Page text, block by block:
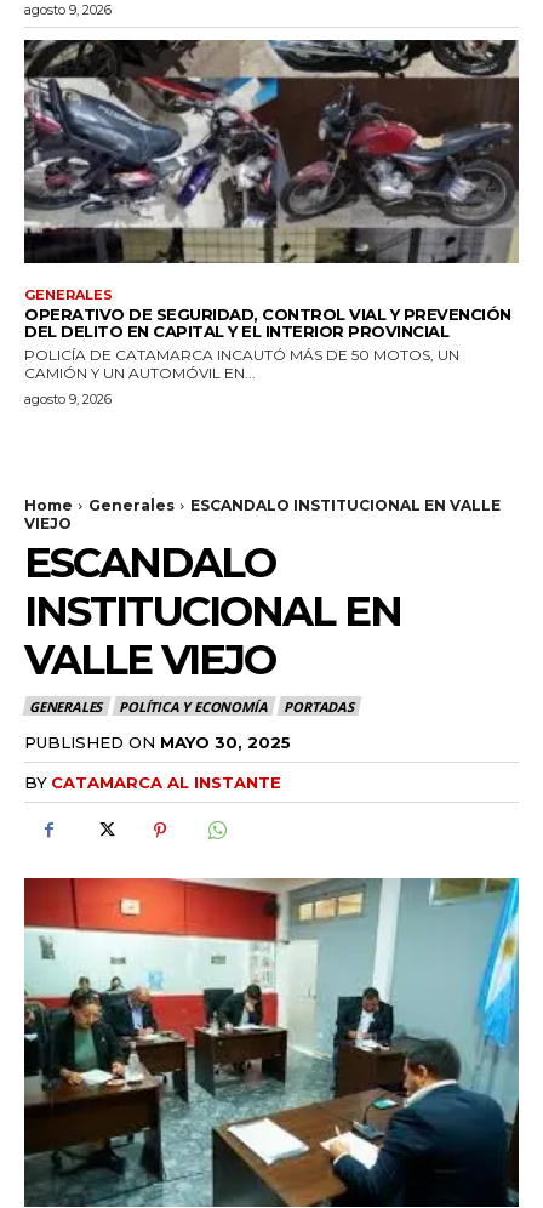
agosto 9, 2026
GENERALES
OPERATIVO DE SEGURIDAD, CONTROL VIAL Y PREVENCIÓN
DEL DELITO EN CAPITAL Y EL INTERIOR PROVINCIAL
POLICÍA DE CATAMARCA INCAUTÓ MÁS DE 50 MOTOS, UN
CAMIÓN Y UN AUTOMÓVIL EN...
agosto 9, 2026